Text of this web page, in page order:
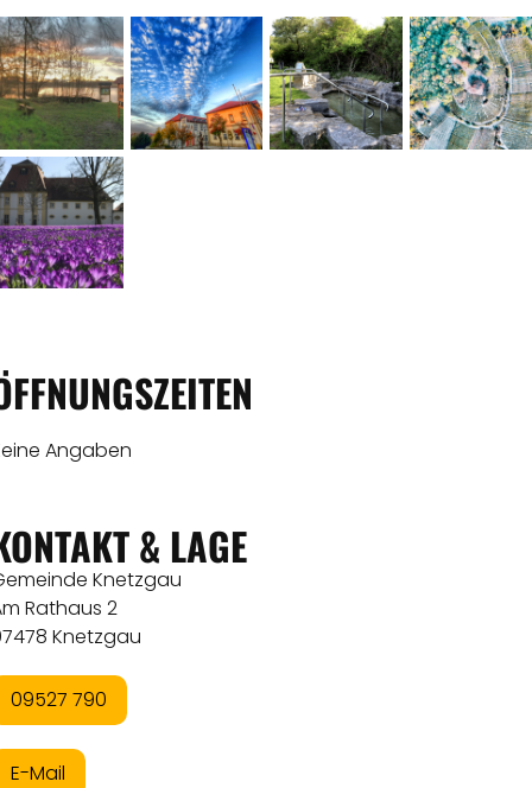
Angaben
& LAGE
Knetzgau
Rathaus 2
Knetzgau
09527 790
E-Mail